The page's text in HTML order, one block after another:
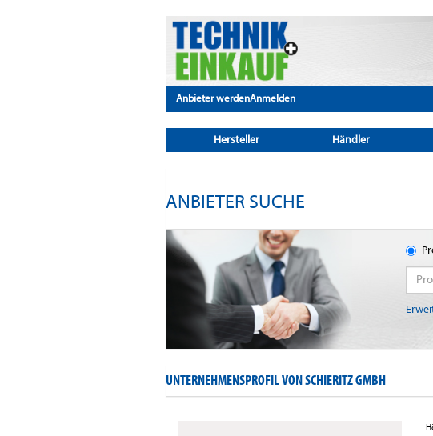
Anbieter werdenAnmelden
Hersteller Händler
ANBIETER SUCHE
UNTERNEHMENSPROFIL VON SCHIERITZ GMBH